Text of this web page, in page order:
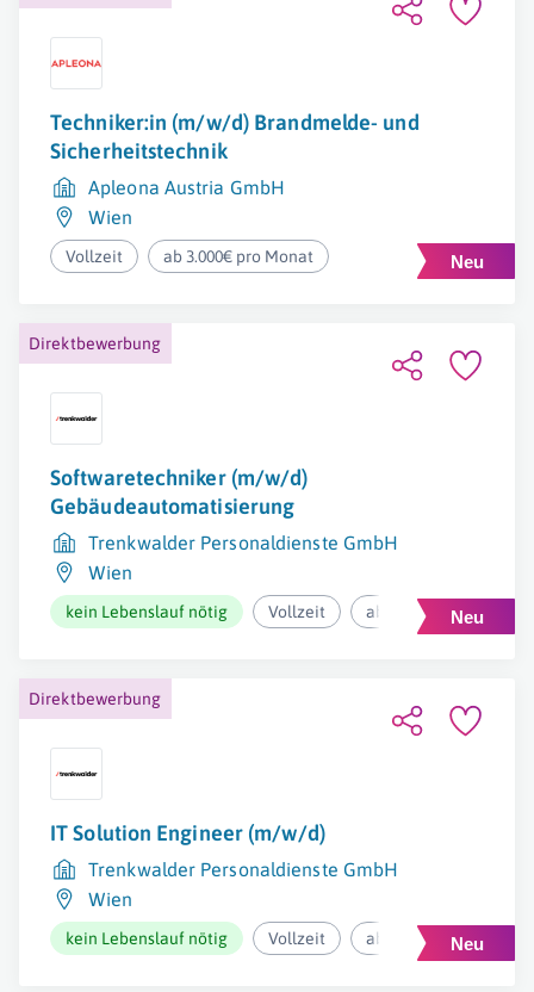
Techniker:in (m/w/d) Brandmelde- und
Sicherheitstechnik
Apleona Austria GmbH
Wien
Vollzeit ab 3.000€ pro Monat
Direktbewerbung
Softwaretechniker (m/w/d)
Gebäudeautomatisierung
Trenkwalder Personaldienste GmbH
Wien
kein Lebenslauf nötig Vollzeit ab 45.000€ pro Jahr
Direktbewerbung
IT Solution Engineer (m/w/d)
Trenkwalder Personaldienste GmbH
Wien
kein Lebenslauf nötig Vollzeit ab 3.600€ pro Monat